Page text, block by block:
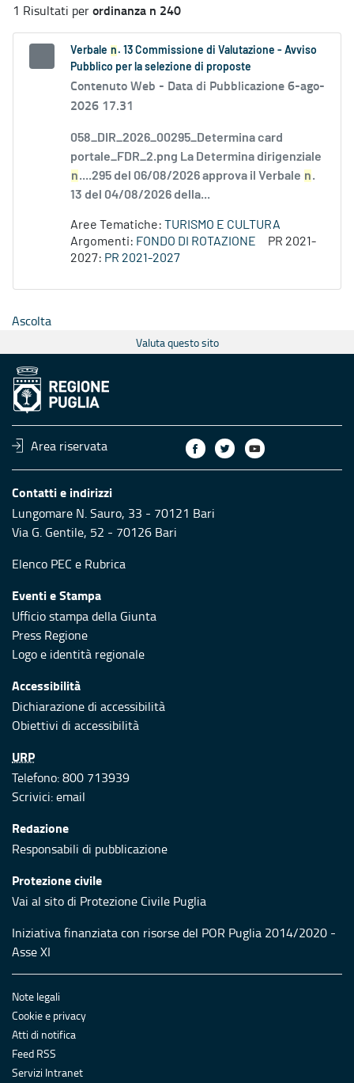
1 Risultati perordinanza n 240
Verbale n . 13 Commissione di Valutazione - Avviso
Pubblico per la selezione di proposte
Contenuto Web - Data di Pubblicazione 6-ago-
2026 17.31
058_DIR_2026_00295_Determina card
portale_FDR_2.png La Determina dirigenziale
n....295 del 06/08/2026 approva il Verbale n.
13 del 04/08/2026 della...
Aree Tematiche: TURISMO E CULTURA
Argomenti: FONDO DI ROTAZIONE
PR 2021-
2027: PR 2021-2027
Ascolta
Valuta questo sito
Area riservata
Contatti e indirizzi
Lungomare N. Sauro, 33 - 70121 Bari
Via G. Gentile, 52 - 70126 Bari
Elenco PEC e Rubrica
Eventi e Stampa
Ufficio stampa della Giunta
Press Regione
Logo e identità regionale
Accessibilità
Dichiarazione di accessibilità
Obiettivi di accessibilità
URP
Telefono: 800 713939
Scrivici:email
Redazione
Responsabili di pubblicazione
Protezione civile
Vai al sito di Protezione Civile Puglia
Iniziativa finanziata con risorse del POR Puglia 2014/2020 -
Asse XI
Note legali
Cookie e privacy
Atti di notifica
Feed RSS
Servizi Intranet